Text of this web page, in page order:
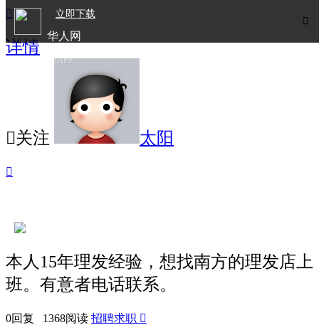

立即下载
华人网
欧洲华人生活APP

详情
关注 太阳

本人15年理发经验，想找南方的理发店上
班。有意者电话联系。
0回复 1368阅读 招聘求职 